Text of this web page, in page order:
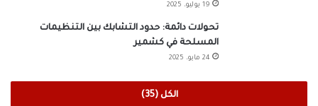
19 يوليو، 2025
تحولات دائمة: حدود التشابك بين التنظيمات
المسلحة في كشمير
24 مايو، 2025
الكل (35)